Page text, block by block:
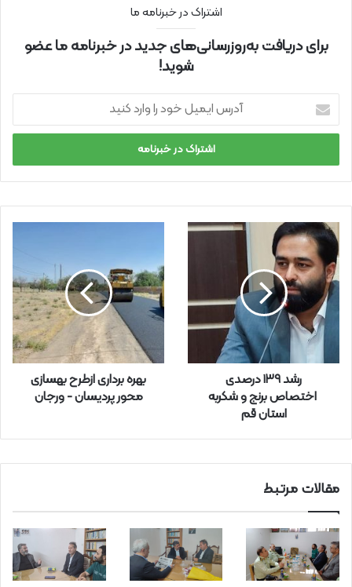
اشتراک در خبرنامه ما
برای دریافت به‌روزرسانی‌های جدید در خبرنامه ما عضو
شوید!
ر
ا
ی
ل
خ
و
د
ر
رشد ۱۳۹ درصدی
اختصاص برنج و شکربه
استان قم
بهره برداری ازطرح بهسازی
محور پردیسان - ورجان
مقالات مرتبط